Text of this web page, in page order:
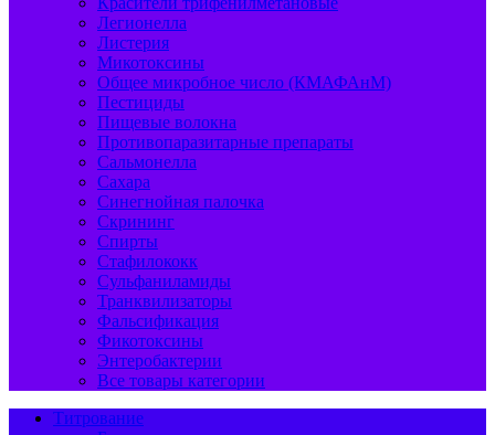
Легионелла
Листерия
Микотоксины
Общее микробное число (КМАФАнМ)
Пестициды
Пищевые волокна
Противопаразитарные препараты
Сальмонелла
Сахара
Синегнойная палочка
Скрининг
Спирты
Стафилококк
Сульфаниламиды
Транквилизаторы
Фальсификация
Фикотоксины
Энтеробактерии
Все товары категории
Титрование